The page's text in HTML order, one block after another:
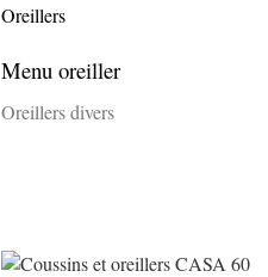
Oreillers
Menu oreiller
Oreillers divers